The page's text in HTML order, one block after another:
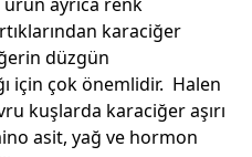
karaciğer
düzgün
için çok önemlidir. Halen
kuşlarda karaciğer aşırı
asit, yağ ve hormon